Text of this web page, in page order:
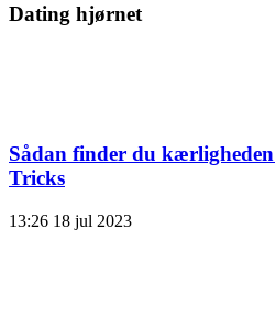
Dating hjørnet
Sådan finder du kærligheden
Tricks
13:26 18 jul 2023